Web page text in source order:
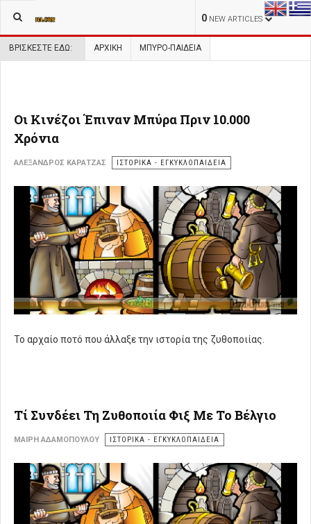
0 NEW ARTICLES
ΒΡΊΣΚΕΣΤΕ ΕΔΏ: ΑΡΧΙΚΉ ΜΠΥΡΟ-ΠΑΙΔΕΙΑ
Οι Κινέζοι Έπιναν Μπύρα Πριν 10.000
Χρόνια
ΑΛΈΞΑΝΔΡΟΣ ΚΑΡΑΤΖΆΣ ΙΣΤΟΡΙΚΑ - ΕΓΚΥΚΛΟΠΑΙΔΕΙΑ
Το αρχαίο ποτό που άλλαξε την ιστορία της ζυθοποιίας.
Τί Συνδέει Τη Ζυθοποιία Φιξ Με Το Βέλγιο
ΜΑΊΡΗ ΑΔΑΜΟΠΟΎΛΟΥ ΙΣΤΟΡΙΚΑ - ΕΓΚΥΚΛΟΠΑΙΔΕΙΑ